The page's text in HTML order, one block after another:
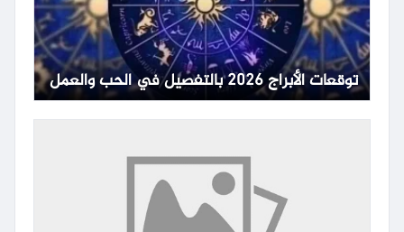
توقعات الأبراج 2026 بالتفصيل في الحب والعمل